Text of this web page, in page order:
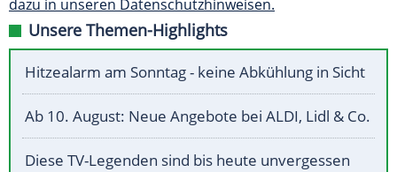
dazu in unseren Datenschutzhinweisen.
Unsere Themen-Highlights
Hitzealarm am Sonntag - keine Abkühlung in Sicht
Ab 10. August: Neue Angebote bei ALDI, Lidl & Co.
Diese TV-Legenden sind bis heute unvergessen